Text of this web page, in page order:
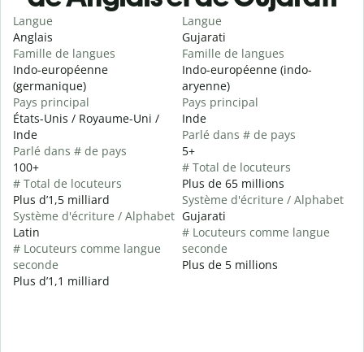
Langue
Anglais
Famille de langues
Indo-européenne
(germanique)
Pays principal
États-Unis / Royaume-Uni /
Inde
Parlé dans # de pays
100+
# Total de locuteurs
Plus d’1,5 milliard
Système d'écriture / Alphabet
Latin
# Locuteurs comme langue
seconde
Plus d’1,1 milliard
Langue
Gujarati
Famille de langues
Indo-européenne (indo-
aryenne)
Pays principal
Inde
Parlé dans # de pays
5+
# Total de locuteurs
Plus de 65 millions
Système d'écriture / Alphabet
Gujarati
# Locuteurs comme langue
seconde
Plus de 5 millions